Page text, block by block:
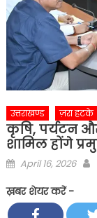
उत्तराखण्ड ज़रा हटके
कृषि, पर्यटन
शामिल होंगे
Posted
April 16, 2026
ख़बर शेयर करें -